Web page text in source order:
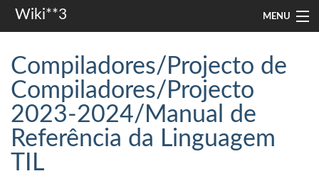
Wiki**3 MENU
aulas
investigação
misc
Compiladores/Projecto de
Compiladores/Projecto
2023-2024/Manual de
Referência da Linguagem
TIL